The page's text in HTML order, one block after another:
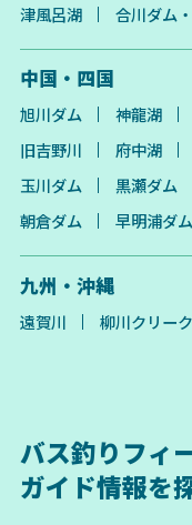
津風呂湖
合川ダム
中国・四国
旭川ダム 神龍湖
旧吉野川
府中湖
玉川ダム
黒瀬ダム
朝倉ダム
早明浦ダム
九州・沖縄
遠賀川 柳川クリーク
バス釣りフィ
ガイド情報を